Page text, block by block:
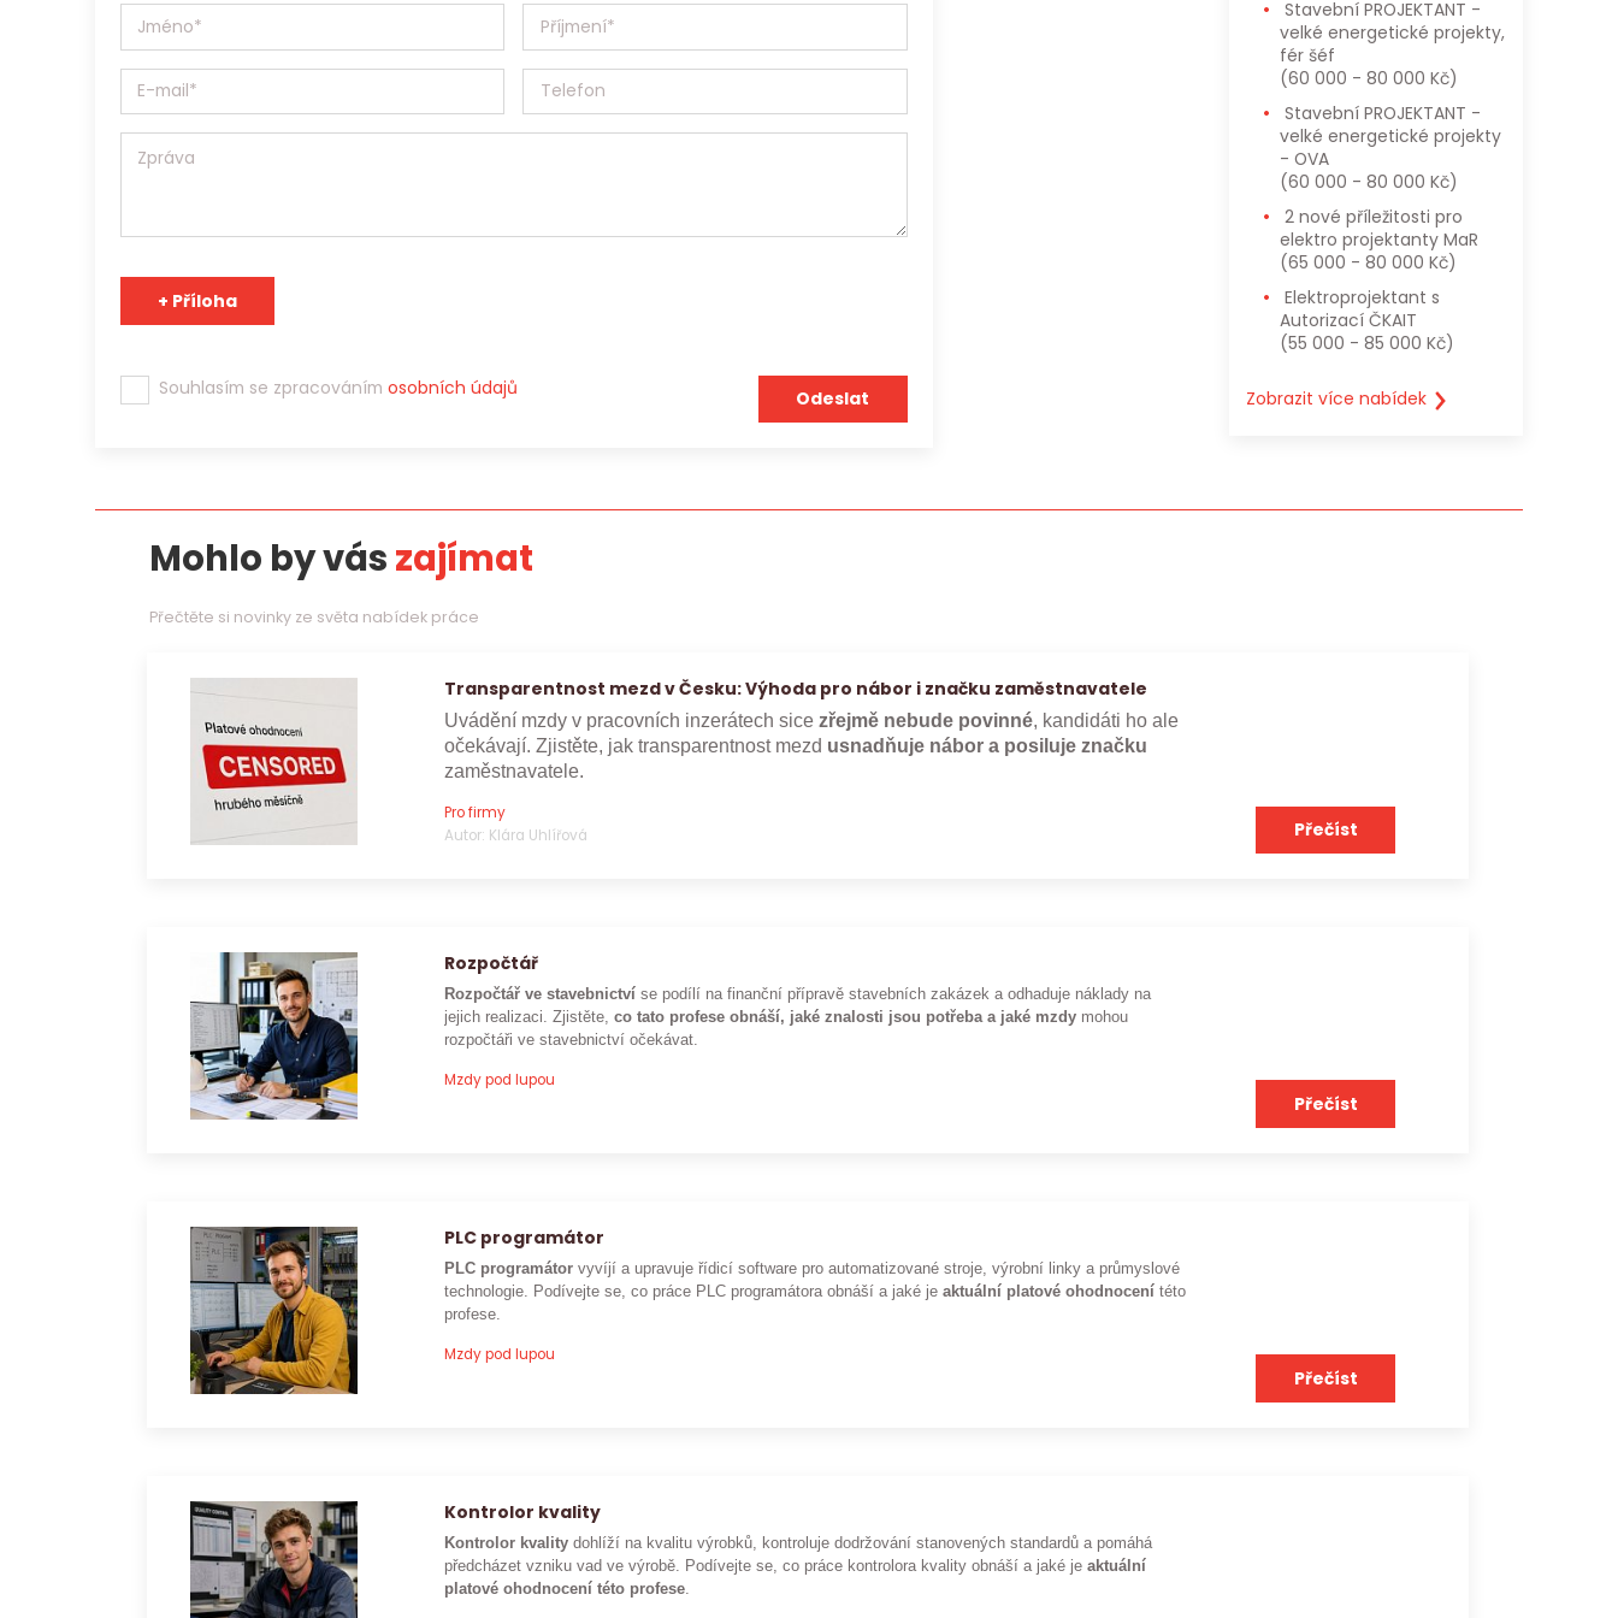
zprostředkování zaměstnání. Jobs Contact je pracovní agentura s platným povolením Generálního ředitelství Úřadu práce ČR a osobní
Tým Jobs Contact se těší na spolupráci s Vámi!
Souhlasím se zpracováním osobních údajů
velké energetické projekty,
fér šéf
(60 000 - 80 000 Kč)
velké energetické projekty
- OVA
(60 000 - 80 000 Kč)
elektro projektanty MaR
(65 000 - 80 000 Kč)
Autorizací ČKAIT
(55 000 - 85 000 Kč)
Zobrazit více nabídek
Mohlo by vászajímat
Přečtěte si novinky ze světa nabídek práce
Transparentnost mezd v Česku: Výhoda pro nábor i značku zaměstnavatele
Uvádění mzdy v pracovních inzerátech sicezřejmě nebude povinné, kandidáti ho ale
očekávají. Zjistěte, jak transparentnost mezd usnadňuje nábor a posiluje značku
zaměstnavatele.
Pro firmy
Autor: Klára Uhlířová
Přečíst
Rozpočtář
Rozpočtář ve stavebnictví se podílí na finanční přípravě stavebních zakázek a odhaduje náklady na
jejich realizaci. Zjistěte,co tato profese obnáší, jaké znalosti jsou potřeba a jaké mzdy mohou
rozpočtáři ve stavebnictví očekávat.
Mzdy pod lupou
Přečíst
PLC programátor
PLC programátor vyvíjí a upravuje řídicí software pro automatizované stroje, výrobní linky a průmyslové
technologie. Podívejte se, co práce PLC programátora obnáší a jaké je aktuální platové ohodnocení této
profese.
Mzdy pod lupou
Přečíst
Kontrolor kvality
Kontrolor kvality dohlíží na kvalitu výrobků, kontroluje dodržování stanovených standardů a pomáhá
předcházet vzniku vad ve výrobě. Podívejte se, co práce kontrolora kvality obnáší a jaké jeaktuální
platové ohodnocení této profese